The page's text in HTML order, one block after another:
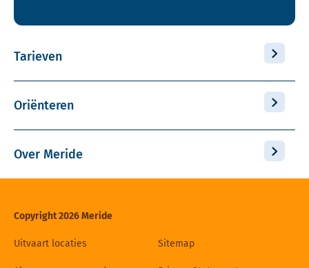
Tarieven
Oriënteren
Over Meride
Copyright 2026 Meride
Uitvaart locaties Sitemap